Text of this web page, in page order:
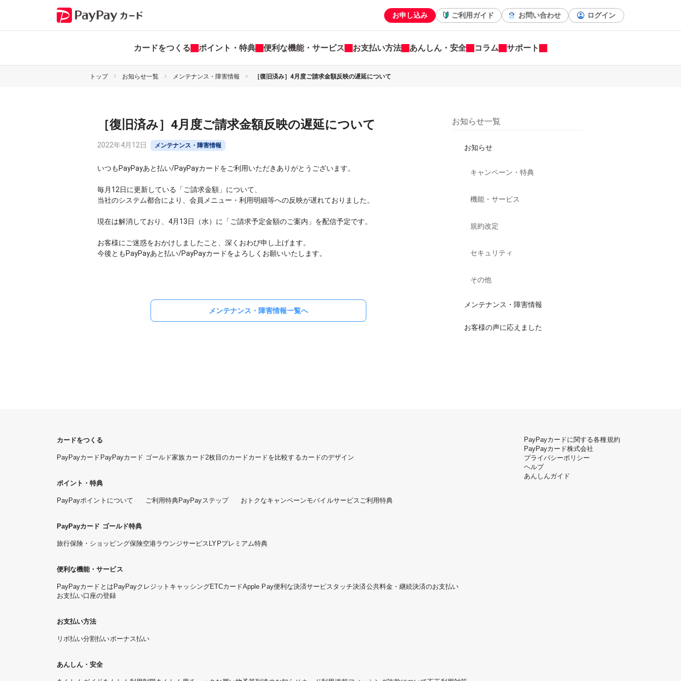
お申し込み ご利用ガイド お問い合わせ ログイン
カードをつくる ポイント・特典 便利な機能・サービス お支払い方法 あんしん・安全 コラム サポート
トップ お知らせ一覧 メンテナンス・障害情報 ［復旧済み］4月度ご請求金額反映の遅延について
［復旧済み］4月度ご請求金額反映の遅延について
2022年4月12日 メンテナンス・障害情報
いつもPayPayあと払い/PayPayカードをご利用いただきありがとうございます。
毎月12日に更新している「ご請求金額」について、
当社のシステム都合により、会員メニュー・利用明細等への反映が遅れておりました。
現在は解消しており、4月13日（水）に「ご請求予定金額のご案内」を配信予定です。
お客様にご迷惑をおかけしましたこと、深くおわび申し上げます。
今後ともPayPayあと払い/PayPayカードをよろしくお願いいたします。
メンテナンス・障害情報一覧へ
お知らせ一覧
お知らせ
キャンペーン・特典
機能・サービス
規約改定
セキュリティ
その他
メンテナンス・障害情報
お客様の声に応えました
カードをつくる
PayPayカード PayPayカード ゴールド家族カード2枚目のカードカードを比較するカードのデザイン
ポイント・特典
PayPayポイントについて ご利用特典PayPayステップ おトクなキャンペーンモバイルサービスご利用特典
PayPayカード ゴールド特典
旅行保険・ショッピング保険空港ラウンジサービス LYPプレミアム特典
便利な機能・サービス
PayPayカードとは PayPayクレジット キャッシングETCカードApple Pay便利な決済サービスタッチ決済公共料金・継続決済のお支払い
お支払い口座の登録
お支払い方法
リボ払い分割払いボーナス払い
あんしん・安全
PayPayカードに関する各種規約
PayPayカード株式会社
プライバシーポリシー
ヘルプ
あんしんガイド